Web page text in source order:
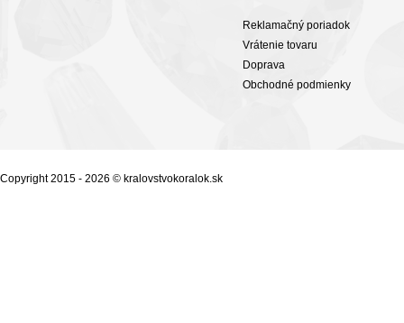
Reklamačný poriadok
Vrátenie tovaru
Doprava
Obchodné podmienky
Copyright 2015 - 2026 © kralovstvokoralok.sk